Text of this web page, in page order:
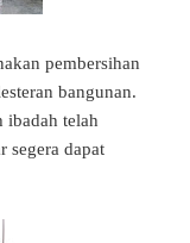
pembersihan
bangunan.
ibadah telah
segera dapat